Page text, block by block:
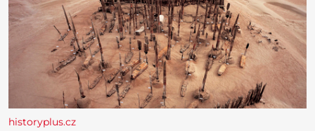
historyplus.cz